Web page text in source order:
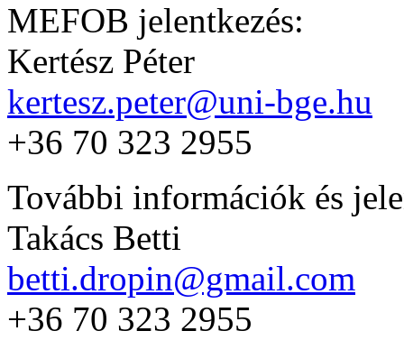
MEFOB jelentkezés:
Kertész Péter
kertesz.peter@uni-bge.hu
+36 70 323 2955
További információk és
Takács Betti
betti.dropin@gmail.com
+36 70 323 2955